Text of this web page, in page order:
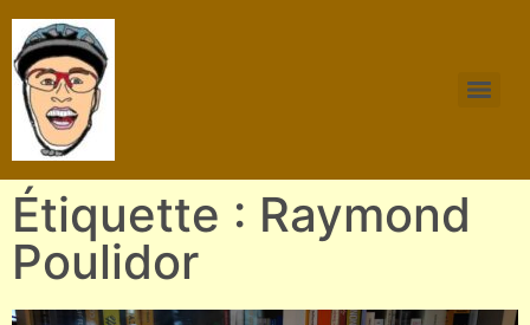
Étiquette : Raymond
Poulidor